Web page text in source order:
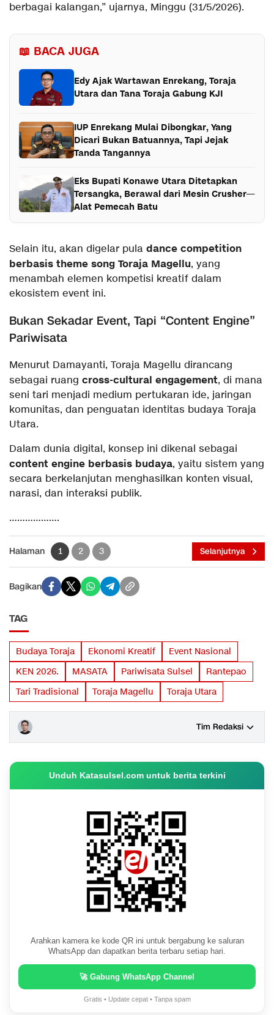
berbagai kalangan,” ujarnya, Minggu (31/5/2026).
📖 BACA JUGA
Edy Ajak Wartawan Enrekang, Toraja
Utara dan Tana Toraja Gabung KJI
IUP Enrekang Mulai Dibongkar, Yang
Dicari Bukan Batuannya, Tapi Jejak
Tanda Tangannya
Eks Bupati Konawe Utara Ditetapkan
Tersangka, Berawal dari Mesin Crusher—
Alat Pemecah Batu
Selain itu, akan digelar pula dance competition
berbasis theme song Toraja Magellu, yang
menambah elemen kompetisi kreatif dalam
ekosistem event ini.
Bukan Sekadar Event, Tapi “Content Engine”
Pariwisata
Menurut Damayanti, Toraja Magellu dirancang
sebagai ruang cross-cultural engagement, di mana
seni tari menjadi medium pertukaran ide, jaringan
komunitas, dan penguatan identitas budaya Toraja
Utara.
Dalam dunia digital, konsep ini dikenal sebagai
content engine berbasis budaya, yaitu sistem yang
secara berkelanjutan menghasilkan konten visual,
narasi, dan interaksi publik.
……………….
Halaman 1 2 3 Selanjutnya
Bagikan
TAG
Budaya Toraja Ekonomi Kreatif
Event Nasional
KEN 2026.
MASATA Pariwisata Sulsel
Rantepao
Tari Tradisional
Toraja Magellu Toraja Utara
Tim Redaksi
Unduh Katasulsel.com untuk berita terkini
Arahkan kamera ke kode QR ini untuk bergabung ke saluran
WhatsApp dan dapatkan berita terbaru setiap hari.
🚀 Gabung WhatsApp Channel
Gratis • Update cepat • Tanpa spam